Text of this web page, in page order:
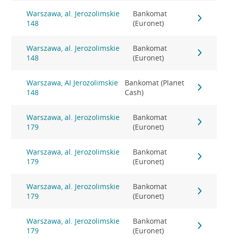
Warszawa, al. Jerozolimskie
148
Bankomat
(Euronet)
Warszawa, al. Jerozolimskie
148
Bankomat
(Euronet)
Warszawa, Al.Jerozolimskie
148
Bankomat (Planet
Cash)
Warszawa, al. Jerozolimskie
179
Bankomat
(Euronet)
Warszawa, al. Jerozolimskie
179
Bankomat
(Euronet)
Warszawa, al. Jerozolimskie
179
Bankomat
(Euronet)
Warszawa, al. Jerozolimskie
179
Bankomat
(Euronet)